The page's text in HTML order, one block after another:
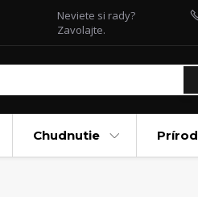
Neviete si rady?
Zavolajte.
Chudnutie